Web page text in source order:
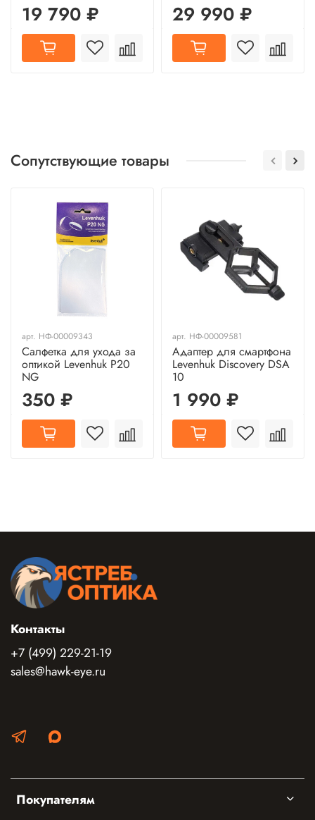
19 790 ₽ 29 990 ₽
Сопутствующие товары
арт. НФ-00009343
Салфетка для ухода за
оптикой Levenhuk P20
NG
350 ₽
арт. НФ-00009581
Адаптер для смартфона
Levenhuk Discovery DSA
10
1 990 ₽
Покупателям
Контакты
+7 (499) 229-21-19
sales@hawk-eye.ru